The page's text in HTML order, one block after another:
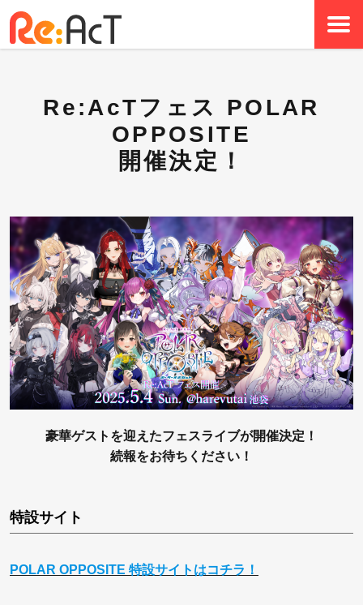
Re:AcTフェス POLAR
OPPOSITE
開催決定！
豪華ゲストを迎えたフェスライブが開催決定！
続報をお待ちください！
特設サイト
POLAR OPPOSITE 特設サイトはコチラ！